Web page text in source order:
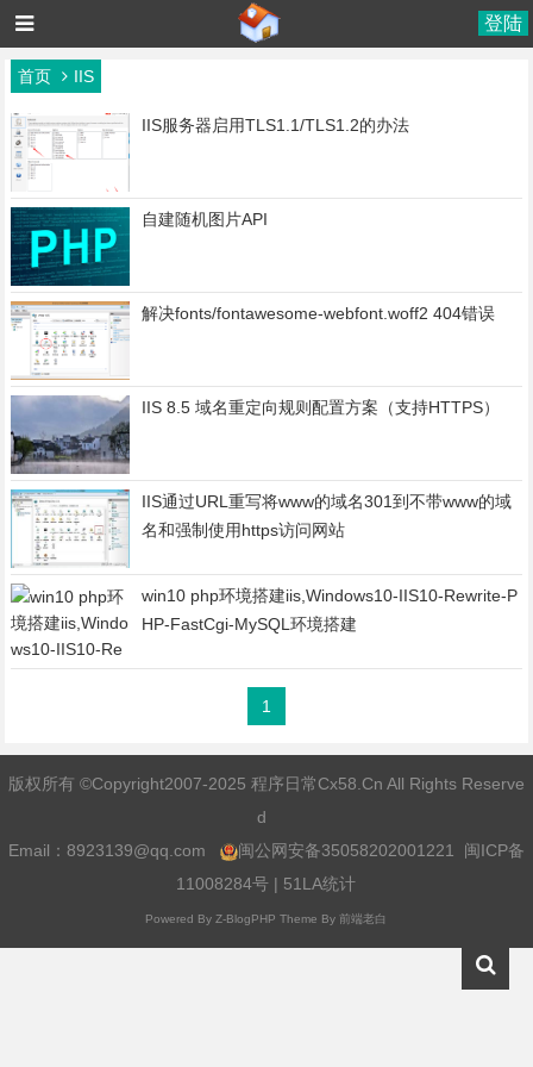
登陆
首页 IIS
IIS服务器启用TLS1.1/TLS1.2的办法
自建随机图片API
解决fonts/fontawesome-webfont.woff2 404错误
IIS 8.5 域名重定向规则配置方案（支持HTTPS）
IIS通过URL重写将www的域名301到不带www的域
名和强制使用https访问网站
win10 php环境搭建iis,Windows10-IIS10-Rewrite-P
HP-FastCgi-MySQL环境搭建
1
版权所有 ©Copyright2007-2025 程序日常Cx58.Cn All Rights Reserve
d
Email：8923139@qq.com 闽公网安备35058202001221
闽ICP备
11008284号 | 51LA统计
Powered By Z-BlogPHP Theme By前端老白